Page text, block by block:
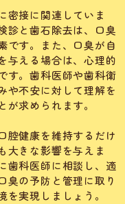
密接に関連していま
診と歯石除去は、口臭
です。また、口臭が自
与える場合は、心理的
す。歯科医師や歯科衛
や不安に対して理解を
求められます。
腔健康を維持するだけ
大きな影響を与えま
歯科医師に相談し、適
臭の予防と管理に取り
実現しましょう。